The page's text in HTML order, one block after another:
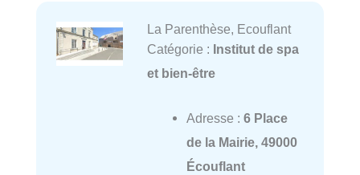
La Parenthèse, Ecouflant
Catégorie : Institut de spa
et bien-être
Adresse : 6 Place
de la Mairie, 49000
Écouflant